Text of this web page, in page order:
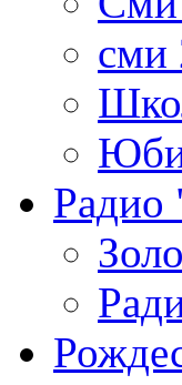
сми
Радио